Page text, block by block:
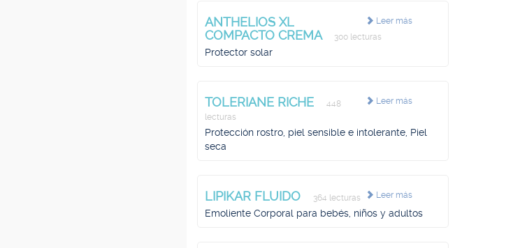
Leer más
ANTHELIOS XL
COMPACTO CREMA
300 lecturas
Protector solar
Leer más
TOLERIANE RICHE
448
lecturas
Protección rostro, piel sensible e intolerante, Piel
seca
Leer más
LIPIKAR FLUIDO 364 lecturas
Emoliente Corporal para bebés, niños y adultos